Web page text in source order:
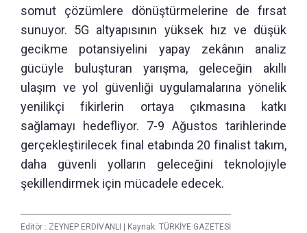
somut çözümlere dönüştürmelerine de fırsat
sunuyor. 5G altyapısının yüksek hız ve düşük
gecikme potansiyelini yapay zekânın analiz
gücüyle buluşturan yarışma, geleceğin akıllı
ulaşım ve yol güvenliği uygulamalarına yönelik
yenilikçi fikirlerin ortaya çıkmasına katkı
sağlamayı hedefliyor. 7-9 Ağustos tarihlerinde
gerçekleştirilecek final etabında 20 finalist takım,
daha güvenli yolların geleceğini teknolojiyle
şekillendirmek için mücadele edecek.
Editör : ZEYNEP ERDİVANLI Kaynak: TÜRKİYE GAZETESİ